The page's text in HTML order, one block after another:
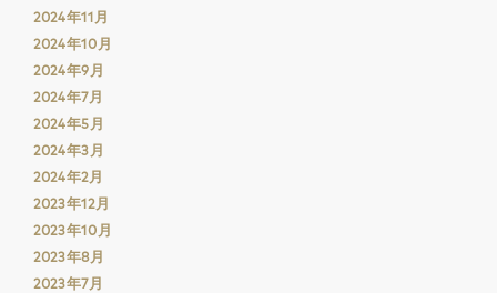
2024年11月
2024年10月
2024年9月
2024年7月
2024年5月
2024年3月
2024年2月
2023年12月
2023年10月
2023年8月
2023年7月